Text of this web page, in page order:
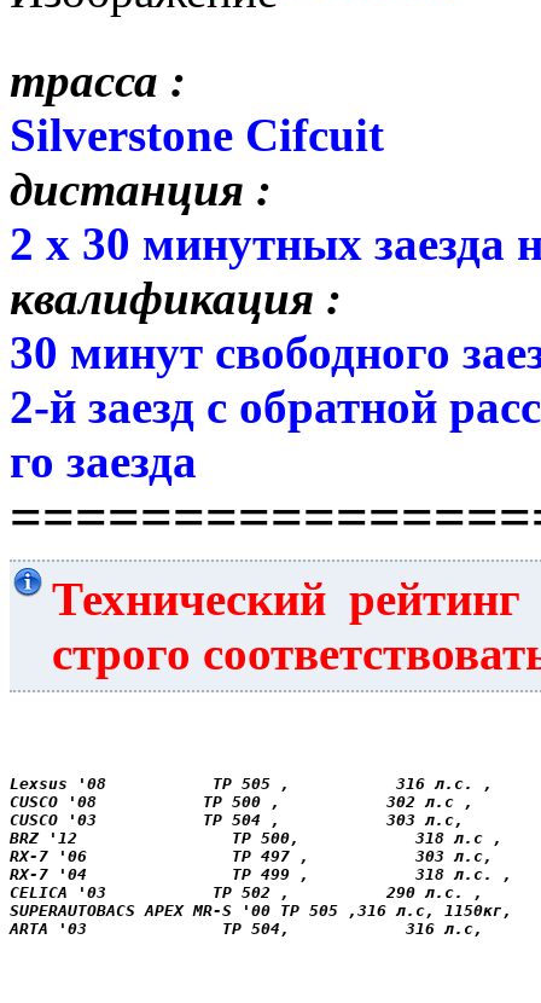
трасса :
Silverstone Cifcuit
дистанция :
2 х 30 минутных заезда
квалификация :
30 минут свободного
2-й заезд с обратной
го заезда
Технический
строго
Lexsus '08           ТР 505 ,           316 л.с. ,
CUSCO '08           ТР 500 ,           302 л.с ,
CUSCO '03           ТР 504 ,           303 л.с,
BRZ '12                ТР 500,            318 л.с ,
RX-7 '06               ТР 497 ,           303 л.с,
RX-7 '04               ТР 499 ,           318 л.с. ,
CELICA '03           ТР 502 ,          290 л.с. ,
SUPERAUTOBACS APEX MR-S '00 ТР 505 ,316 л.с,
ARTA '03              ТР 504,            316 л.с,